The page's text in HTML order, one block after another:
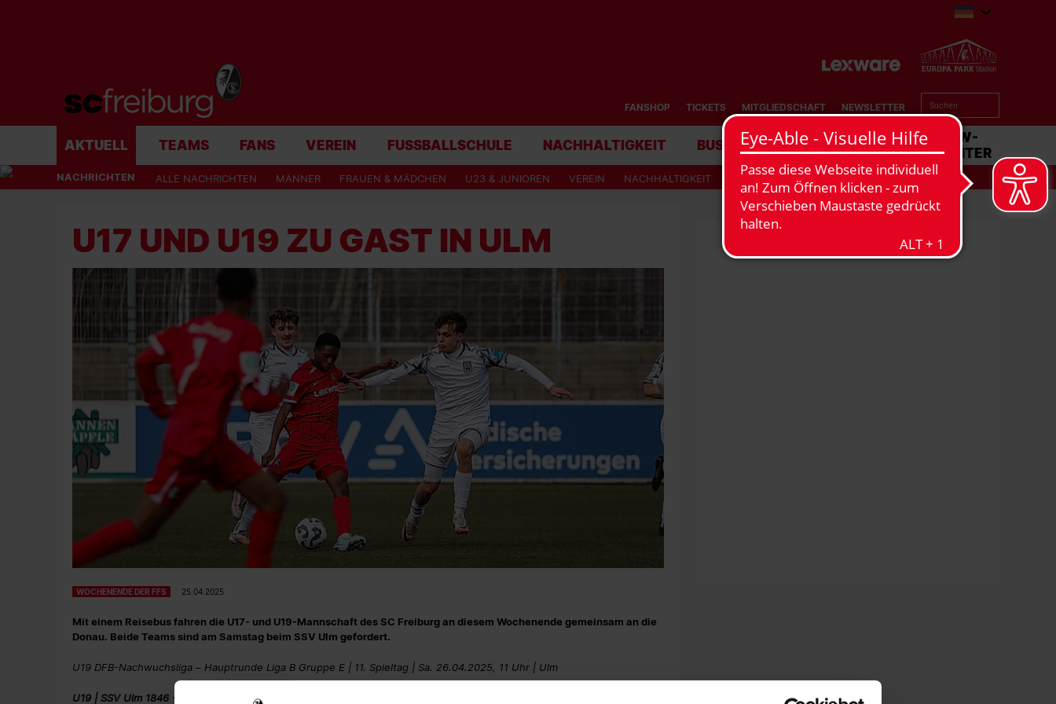
FANSHOP TICKETS MITGLIEDSCHAFT NEWSLETTER
AKTUELL TEAMS FANS VEREIN FUSSBALLSCHULE NACHHALTIGKEIT BUSINESS STADION MATCHCENTER
NACHRICHTEN ALLE NACHRICHTEN MÄNNER FRAUEN & MÄDCHEN U23 & JUNIOREN VEREIN NACHHALTIGKEIT
U17 UND U19 ZU GAST IN ULM
WOCHENENDE DER FFS 25.04.2025
Mit einem Reisebus fahren die U17- und U19-Mannschaft des SC Freiburg an diesem Wochenende gemeinsam an die
Donau. Beide Teams sind am Samstag beim SSV Ulm gefordert.
U19 DFB-Nachwuchsliga – Hauptrunde Liga B Gruppe E | 11. Spieltag | Sa. 26.04.2025, 11 Uhr | Ulm
U19 | SSV Ulm 1846 - SC Freiburg